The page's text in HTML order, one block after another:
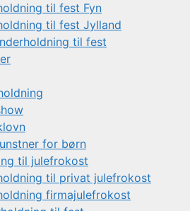
til fest Fyn
til fest Jylland
til fest
for børn
til julefrokost
til privat julefrokost
firmajulefrokost